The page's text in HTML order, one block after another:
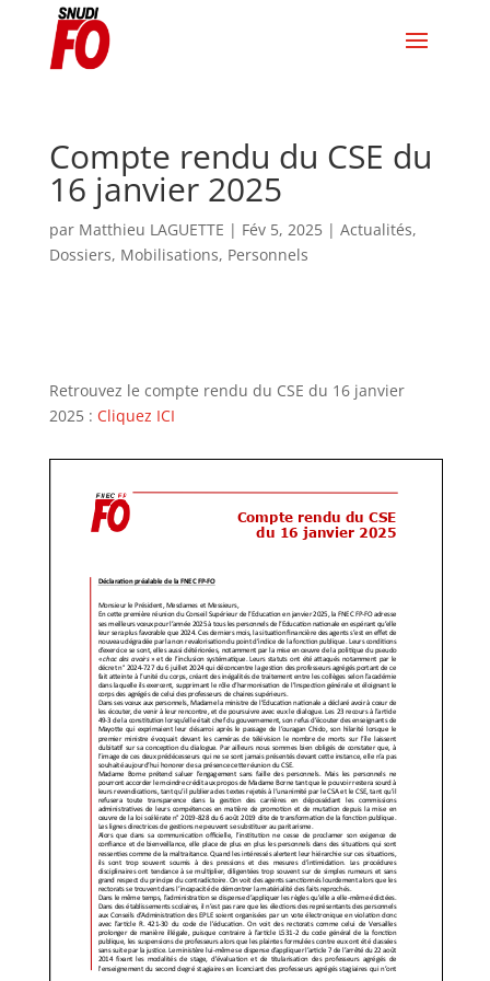
Compte rendu du CSE du
16 janvier 2025
par Matthieu LAGUETTE | Fév 5, 2025| Actualités,
Dossiers, Mobilisations, Personnels
Retrouvez le compte rendu du CSE du 16 janvier
2025 : Cliquez ICI